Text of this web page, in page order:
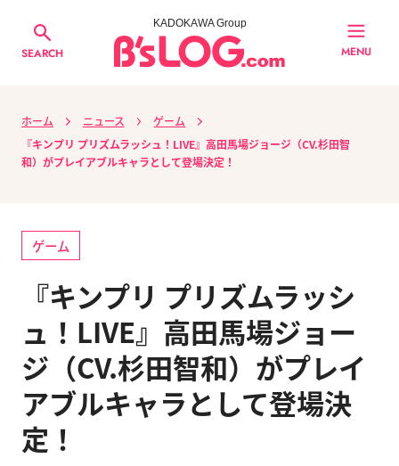
SEARCH
KADOKAWA Group
MENU
ホーム ニュース
ゲーム
『キンプリ プリズムラッシュ！LIVE』高田馬場ジョージ（CV.杉田智
和）がプレイアブルキャラとして登場決定！
ゲーム
『キンプリ プリズムラッシ
ュ！LIVE』高田馬場ジョー
ジ（CV.杉田智和）がプレイ
アブルキャラとして登場決
定！